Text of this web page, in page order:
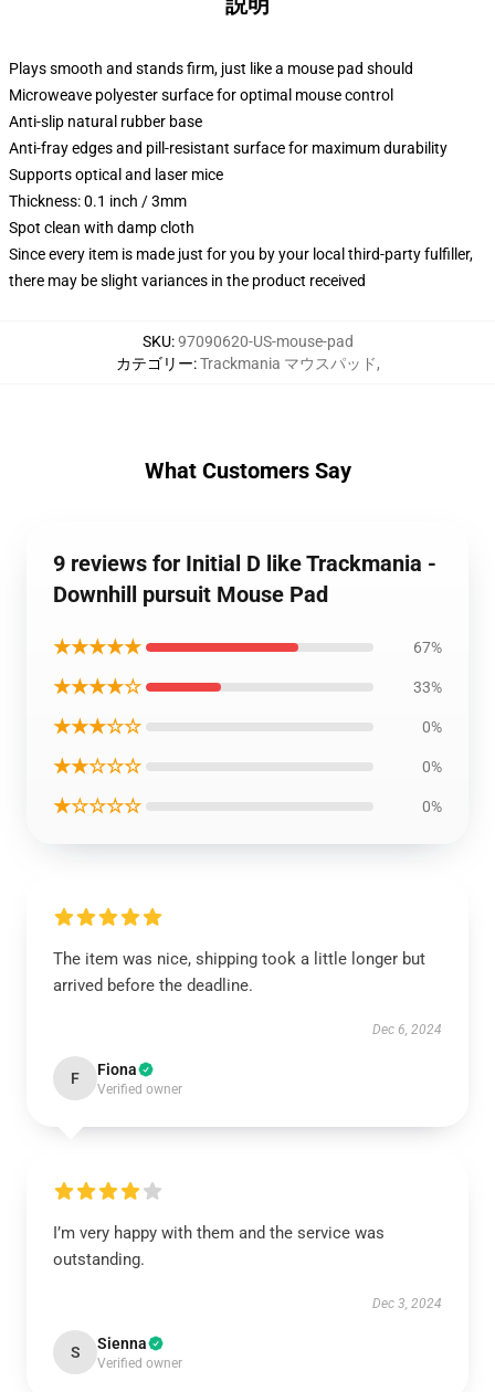
Plays smooth and stands firm, just like a mouse pad should
Microweave polyester surface for optimal mouse control
Anti-slip natural rubber base
Anti-fray edges and pill-resistant surface for maximum durability
Supports optical and laser mice
Thickness: 0.1 inch / 3mm
Spot clean with damp cloth
Since every item is made just for you by your local third-party fulfiller,
there may be slight variances in the product received
SKU:97090620-US-mouse-pad
カテゴリー:Trackmania マウスパッド,
What Customers Say
9 reviews for Initial D like Trackmania -
Downhill pursuit Mouse Pad
★★★★★ 67%
★★★★☆ 33%
★★★☆☆ 0%
★★☆☆☆ 0%
★☆☆☆☆ 0%
The item was nice, shipping took a little longer but
arrived before the deadline.
Dec 6, 2024
F Fiona
Verified owner
I’m very happy with them and the service was
outstanding.
Dec 3, 2024
S Sienna
Verified owner